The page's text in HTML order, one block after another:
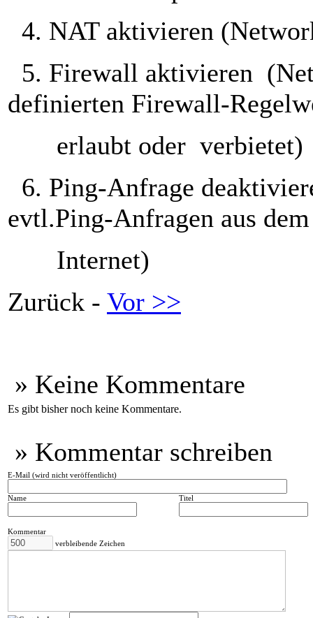
4. NAT aktivieren
5. Firewall aktivieren
definierten Firewall-
erlaubt oder verbietet)
6. Ping-Anfrage
evtl.Ping-Anfragen aus
Internet)
Zurück - Vor >>
» Keine Kommentare
Es gibt bisher noch keine Kommentare.
» Kommentar schreiben
E-Mail (wird nicht veröffentlicht)
Name Titel
Kommentar
verbleibende Zeichen